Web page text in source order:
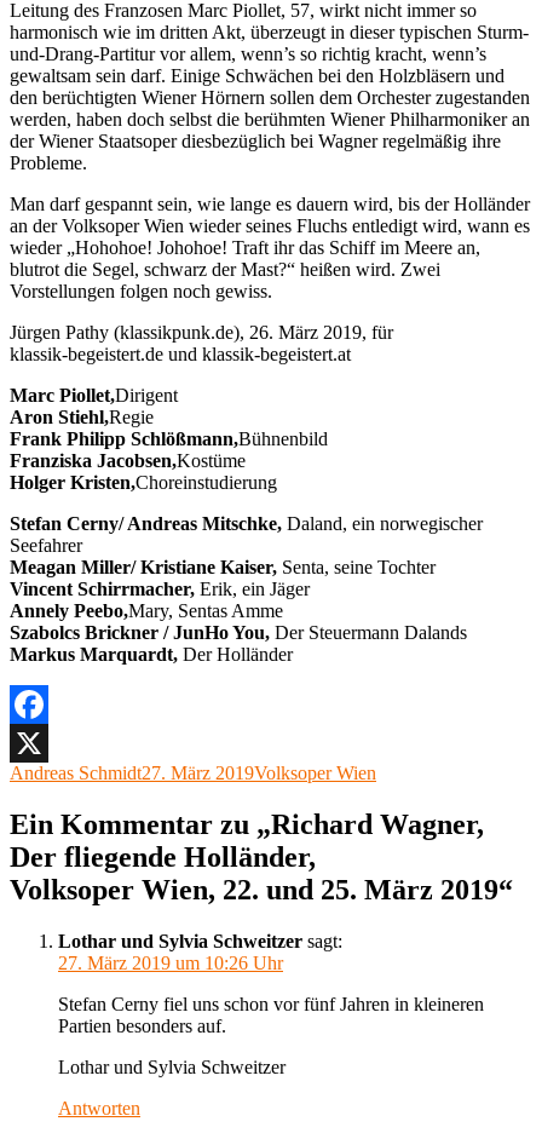
Leitung des Franzosen Marc Piollet, 57, wirkt nicht immer so
harmonisch wie im dritten Akt, überzeugt in dieser typischen Sturm-
und-Drang-Partitur vor allem, wenn’s so richtig kracht, wenn’s
gewaltsam sein darf. Einige Schwächen bei den Holzbläsern und
den berüchtigten Wiener Hörnern sollen dem Orchester zugestanden
werden, haben doch selbst die berühmten Wiener Philharmoniker an
der Wiener Staatsoper diesbezüglich bei Wagner regelmäßig ihre
Probleme.
Man darf gespannt sein, wie lange es dauern wird, bis der Holländer
an der Volksoper Wien wieder seines Fluchs entledigt wird, wann es
wieder „Hohohoe! Johohoe! Traft ihr das Schiff im Meere an,
blutrot die Segel, schwarz der Mast?“ heißen wird. Zwei
Vorstellungen folgen noch gewiss.
Jürgen Pathy (klassikpunk.de), 26. März 2019, für
klassik-begeistert.de und klassik-begeistert.at
Marc Piollet,Dirigent
Aron Stiehl,Regie
Frank Philipp Schlößmann,Bühnenbild
Franziska Jacobsen,Kostüme
Holger Kristen,Choreinstudierung
Stefan Cerny/Andreas Mitschke, Daland, ein norwegischer
Seefahrer
Meagan Miller/ Kristiane Kaiser, Senta, seine Tochter
Vincent Schirrmacher, Erik, ein Jäger
Annely Peebo,Mary, Sentas Amme
Szabolcs Brickner / JunHo You, Der Steuermann Dalands
Markus Marquardt, Der Holländer
Facebook
X
Autor
Andreas SchmidtVeröffentlicht
27. März 2019Kategorien
Volksoper Wien
Ein Kommentar zu „Richard Wagner,
Der fliegende Holländer,
Volksoper Wien, 22. und 25. März 2019“
Lothar und Sylvia Schweitzer sagt:
27. März 2019 um 10:26 Uhr
Stefan Cerny fiel uns schon vor fünf Jahren in kleineren
Partien besonders auf.
Lothar und Sylvia Schweitzer
Antworten